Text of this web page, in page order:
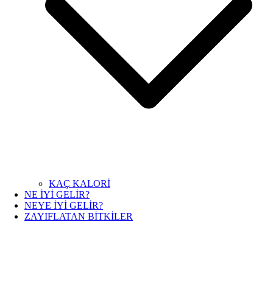
KAÇ KALORİ
NE İYİ GELİR?
NEYE İYİ GELİR?
ZAYIFLATAN BİTKİLER